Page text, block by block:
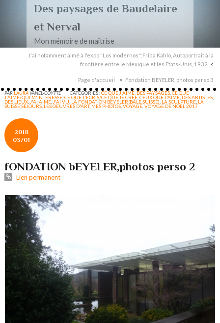
Des paysages de Baudelaire
et Nerval
Mon mémoire de maîtrise
J'ai notamment aimé à l'expo "Los modernos":Frida Kahlo, Autoportrait à la
frontière entre le Mexique et les Etats-Unis, 1932
Page d'accueil Fondation BEYELER, photos perso 3
PARLAURAVANEL-COYTTE CATÉGORIES :CE QUE J'AIME. DES PAYSAGES ,CE QUE
J'AIME/QUI M'INTERESSE ,CE QUE J'ECRIS/CE QUE JE CREE ,CEUX QUE J'AIME ,DES ARTISTES
DES LIEUX J'AI AIMÉ J'AI VU LA FONDATION BEYELER(BÂLE,SUISSE) LA SCULPTURE LA
SUISSE:SÉJOURS LES OEUVRES D'ART, MES PHOTOS ,VOYAGE ,VOYAGE DE NOEL 2017
2018
03/01
fONDATION bEYELER,photos perso 2
Lien permanent